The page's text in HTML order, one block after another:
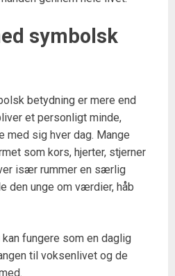
symbolsk
betydning er mere end
et personligt minde,
med sig hver dag. Mange
som kors, hjerter, stjerner
især rummer en særlig
den unge om værdier, håb
fungere som en daglig
til voksenlivet og de